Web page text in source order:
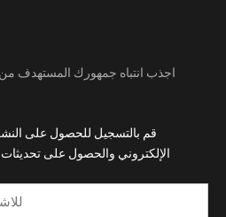
اجذب انتباه جمهورك المستهدف من
قم بالتسجيل للحصول على
الإلكتروني والحصول على